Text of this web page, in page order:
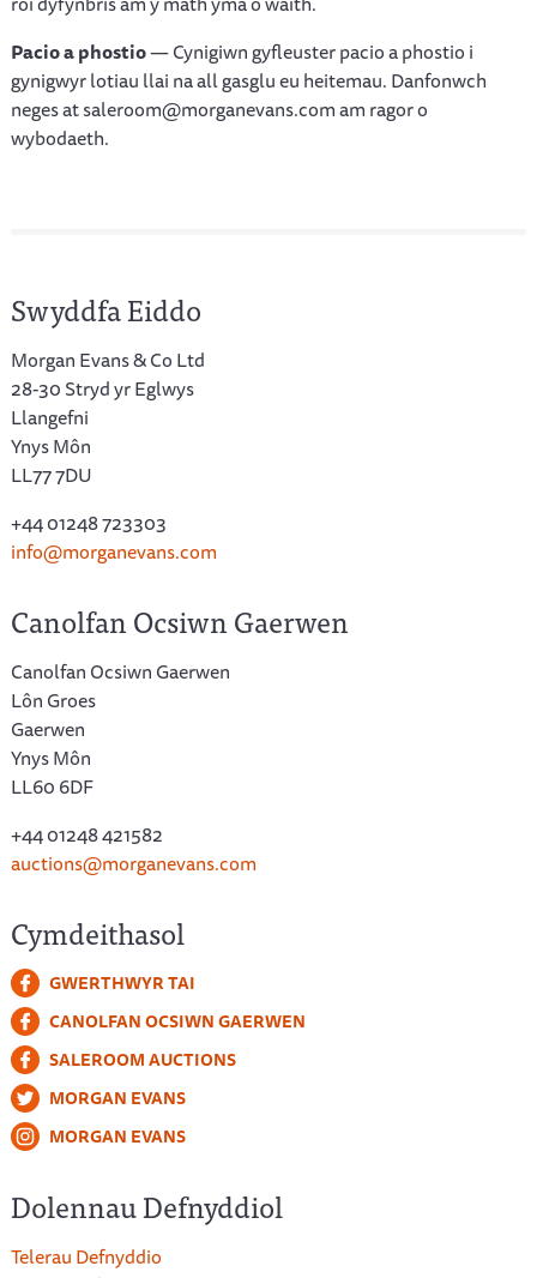
Pacio a phostio— Cynigiwn gyfleuster pacio a phostio i
gynigwyr lotiau llai na all gasglu eu heitemau. Danfonwch
neges at saleroom@morganevans.com am ragor o
wybodaeth.
Swyddfa Eiddo
Morgan Evans & Co Ltd
28-30 Stryd yr Eglwys
Llangefni
Ynys Môn
LL77 7DU
+44 01248 723303
info@morganevans.com
Canolfan Ocsiwn Gaerwen
Canolfan Ocsiwn Gaerwen
Lôn Groes
Gaerwen
Ynys Môn
LL60 6DF
+44 01248 421582
auctions@morganevans.com
Cymdeithasol
GWERTHWYR TAI
CANOLFAN OCSIWN GAERWEN
SALEROOM AUCTIONS
MORGAN EVANS
MORGAN EVANS
Dolennau Defnyddiol
Telerau Defnyddio